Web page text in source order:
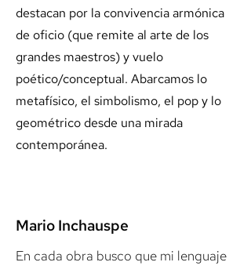
destacan por la convivencia armónica
de oficio (que remite al arte de los
grandes maestros) y vuelo
poético/conceptual. Abarcamos lo
metafísico, el simbolismo, el pop y lo
geométrico desde una mirada
contemporánea.
Mario Inchauspe
En cada obra busco que mi lenguaje